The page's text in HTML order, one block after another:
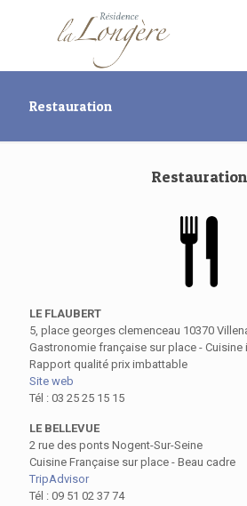
Restauration
Restauration
LE FLAUBERT
5, place georges clemenceau 10370
Gastronomie française sur place - Cuisine
Rapport qualité prix imbattable
Site web
Tél : 03 25 25 15 15
LE BELLEVUE
2 rue des ponts Nogent-Sur-Seine
Cuisine Française sur place - Beau cadre
TripAdvisor
Tél : 09 51 02 37 74